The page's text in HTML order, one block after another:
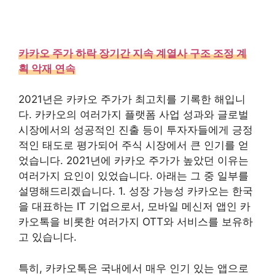
카카오 주가 하락 장기간 지속 계열사 구조 조정 계
획 악재 연속
2021년은 카카오 주가가 최고치를 기록한 해입니
다. 카카오의 여러가지 플랫폼 사업 성과와 글로벌
시장에서의 성공적인 진출 등이 투자자들에게 긍정
적인 태도로 평가되어 주식 시장에서 큰 인기를 얻
었습니다. 2021년에 카카오 주가가 높았던 이유는
여러가지 요인이 있었습니다. 아래는 그 중 일부를
설명해드리겠습니다. 1. 성장 가능성 카카오는 한국
을 대표하는 IT 기업으로서, 모바일 메신저 앱인 카
카오톡을 비롯한 여러가지 OTT와 서비스를 보유하
고 있습니다.
특히, 카카오톡은 국내에서 매우 인기 있는 앱으로